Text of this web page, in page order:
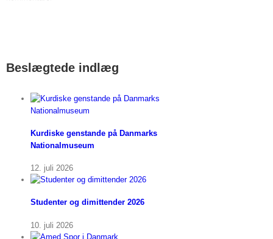
Beslægtede indlæg
Kurdiske genstande på Danmarks
Nationalmuseum
12. juli 2026
Studenter og dimittender 2026
10. juli 2026